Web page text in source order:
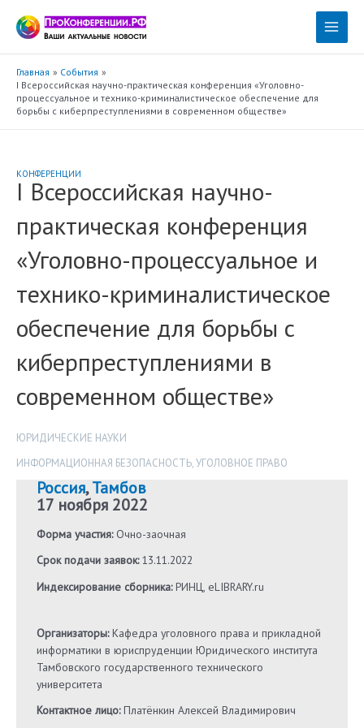
содержимому
Main
Главная
События
I Всероссийская научно-практическая конференция «Уголовно-
процессуальное и технико-криминалистическое обеспечение для
борьбы с киберпреступлениями в современном обществе»
КОНФЕРЕНЦИИ
I Всероссийская научно-
практическая конференция
«Уголовно-процессуальное и
технико-криминалистическое
обеспечение для борьбы с
киберпреступлениями в
современном обществе»
ЮРИДИЧЕСКИЕ НАУКИ
ИНФОРМАЦИОННАЯ БЕЗОПАСНОСТЬ,УГОЛОВНОЕ ПРАВО
Россия,Тамбов
17 ноября 2022
Форма участия:Очно-заочная
Срок подачи заявок:13.11.2022
Индексирование сборника:РИНЦ, eLIBRARY.ru
Организаторы:Кафедра уголовного права и прикладной
информатики в юриспруденции Юридического института
Тамбовского государственного технического
университета
Контактное лицо:Платёнкин Алексей Владимирович